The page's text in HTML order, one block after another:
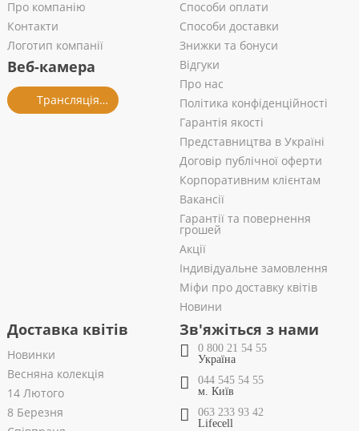
Про компанію
Контакти
Логотип компанії
Веб-камера
Трансляція із салону
Способи оплати
Способи доставки
Знижки та бонуси
Відгуки
Про нас
Політика конфіденційності
Гарантія якості
Представництва в Україні
Договір публічної оферти
Корпоративним клієнтам
Вакансії
Гарантії та повернення
грошей
Акції
Індивідуальне замовлення
Міфи про доставку квітів
Новини
Доставка квітів
Новинки
Весняна колекція
14 Лютого
8 Березня
Зв'яжіться з нами
0 800 21 54 55
Україна
044 545 54 55
м. Київ
063 233 93 42
Lifecell